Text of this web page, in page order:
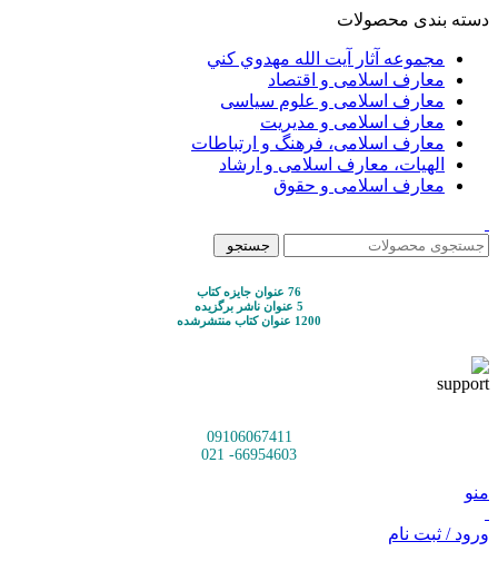
دسته بندی محصولات
مجموعه آثار آيت الله مهدوي كني
معارف اسلامی و اقتصاد
معارف اسلامی و علوم سیاسی
معارف اسلامی و مدیریت
معارف اسلامی، فرهنگ و ارتباطات
الهیات، معارف اسلامی و ارشاد
معارف اسلامی و حقوق
جستجو
76 عنوان جایزه کتاب
5 عنوان ناشر برگزیده
1200 عنوان کتاب منتشرشده
09106067411
66954603- 021
منو
ورود / ثبت نام